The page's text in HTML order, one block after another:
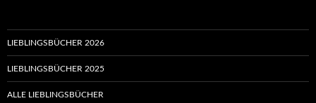
LIEBLINGSBÜCHER 2026
LIEBLINGSBÜCHER 2025
ALLE LIEBLINGSBÜCHER